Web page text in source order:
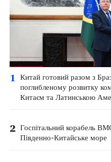
1
Китай готовий разом з
поглибленому розвитку
Китаєм та Латинською
2 Госпітальний корабель
Південно-Китайське море